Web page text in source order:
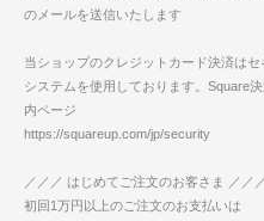
のメールを送信いたします
当ショップのクレジットカード決済は
システムを使用しております。Square
内ページ
https://squareup.com/jp/security
／／／ はじめてご注文のお客さま ／／／
初回1万円以上のご注文のお支払いは